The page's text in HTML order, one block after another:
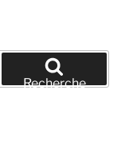
Recherche